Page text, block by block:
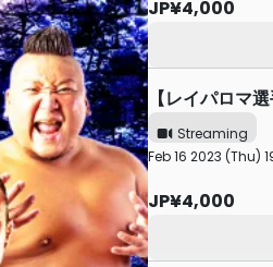
JP¥4,000
【レイパロマ
Streaming
Feb 16 2023 (Thu)
JP¥4,000